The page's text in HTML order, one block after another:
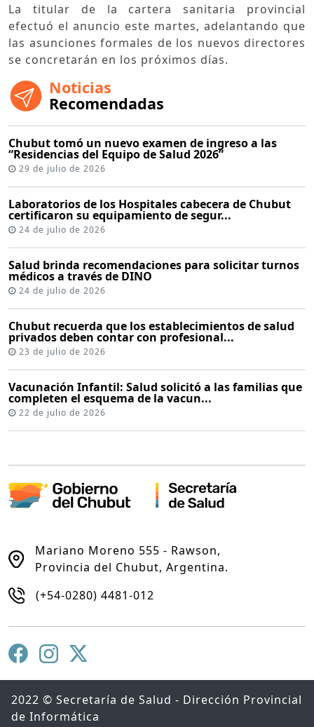
La titular de la cartera sanitaria provincial
efectuó el anuncio este martes, adelantando que
las asunciones formales de los nuevos directores
se concretarán en los próximos días.
Noticias
Recomendadas
Chubut tomó un nuevo examen de ingreso a las
“Residencias del Equipo de Salud 2026”
29 de julio de 2026
Laboratorios de los Hospitales cabecera de Chubut
certificaron su equipamiento de segur...
24 de julio de 2026
Salud brinda recomendaciones para solicitar turnos
médicos a través de DINO
24 de julio de 2026
Chubut recuerda que los establecimientos de salud
privados deben contar con profesional...
23 de julio de 2026
Vacunación Infantil: Salud solicitó a las familias que
completen el esquema de la vacun...
22 de julio de 2026
Mariano Moreno 555 - Rawson,
Provincia del Chubut, Argentina.
(+54-0280) 4481-012
2022 © Secretaría de Salud - Dirección Provincial
de Informática